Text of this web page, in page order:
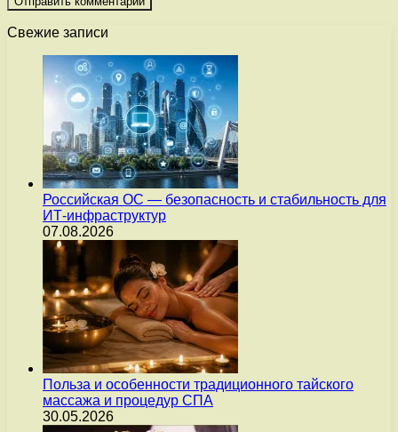
Свежие записи
Российская ОС — безопасность и стабильность для
ИТ-инфраструктур
07.08.2026
Польза и особенности традиционного тайского
массажа и процедур СПА
30.05.2026